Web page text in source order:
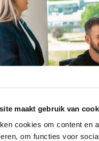
maakt gebruik van
cookies om content en
om functies voor
vs. DPG